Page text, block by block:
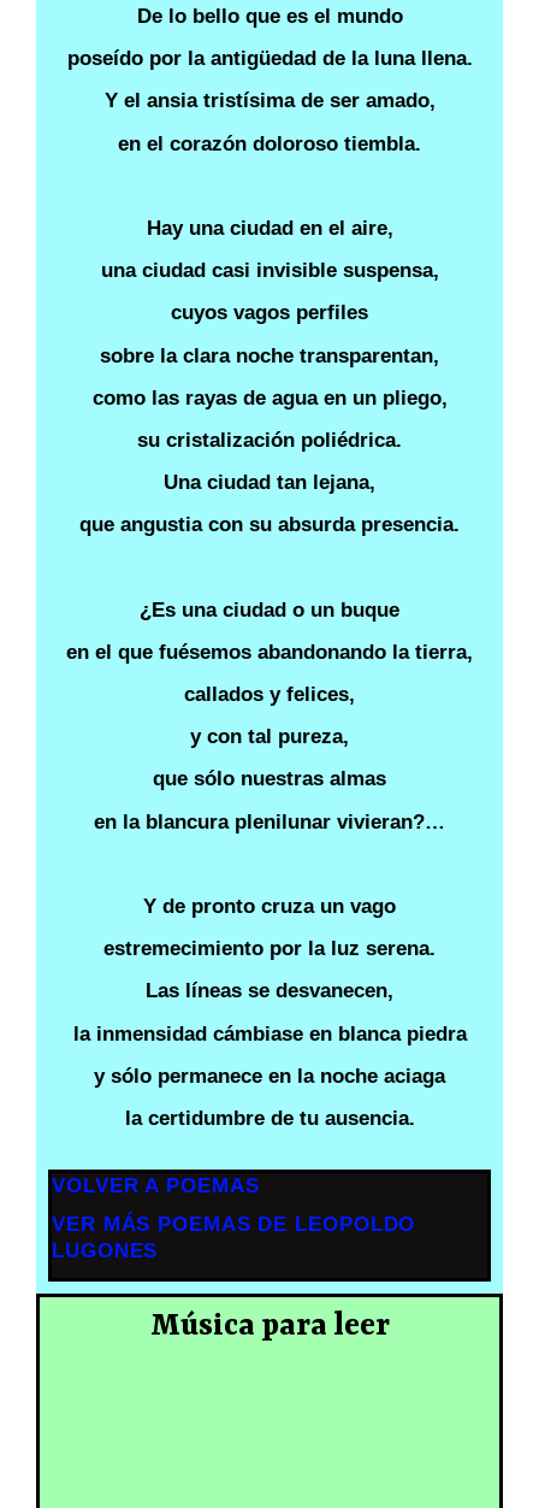
De lo bello que es el mundo
poseído por la antigüedad de la luna llena.
Y el ansia tristísima de ser amado,
en el corazón doloroso tiembla.
Hay una ciudad en el aire,
una ciudad casi invisible suspensa,
cuyos vagos perfiles
sobre la clara noche transparentan,
como las rayas de agua en un pliego,
su cristalización poliédrica.
Una ciudad tan lejana,
que angustia con su absurda presencia.
¿Es una ciudad o un buque
en el que fuésemos abandonando la tierra,
callados y felices,
y con tal pureza,
que sólo nuestras almas
en la blancura plenilunar vivieran?…
Y de pronto cruza un vago
estremecimiento por la luz serena.
Las líneas se desvanecen,
la inmensidad cámbiase en blanca piedra
y sólo permanece en la noche aciaga
la certidumbre de tu ausencia.
VOLVER A POEMAS
VER MÁS POEMAS DE LEOPOLDO
LUGONES
Música para leer